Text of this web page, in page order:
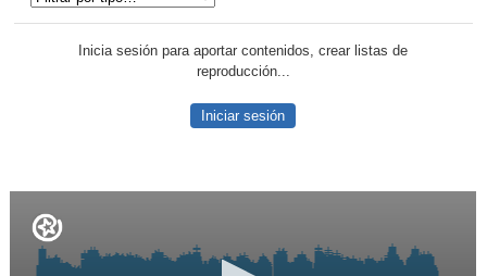
Inicia sesión para aportar contenidos, crear listas de
reproducción...
Iniciar sesión